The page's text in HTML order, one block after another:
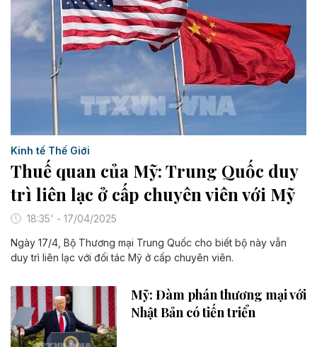
Kinh tế Thế Giới
Thuế quan của Mỹ: Trung Quốc duy
trì liên lạc ở cấp chuyên viên với Mỹ
18:35' - 17/04/2025
Ngày 17/4, Bộ Thương mại Trung Quốc cho biết bộ này vẫn
duy trì liên lạc với đối tác Mỹ ở cấp chuyên viên.
Mỹ: Đàm phán thương mại với
Nhật Bản có tiến triển